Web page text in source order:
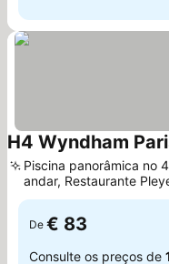
H4 Wyndham
Piscina panorâmica no
andar, Restaurante
local
De € 83
Consulte os preços de